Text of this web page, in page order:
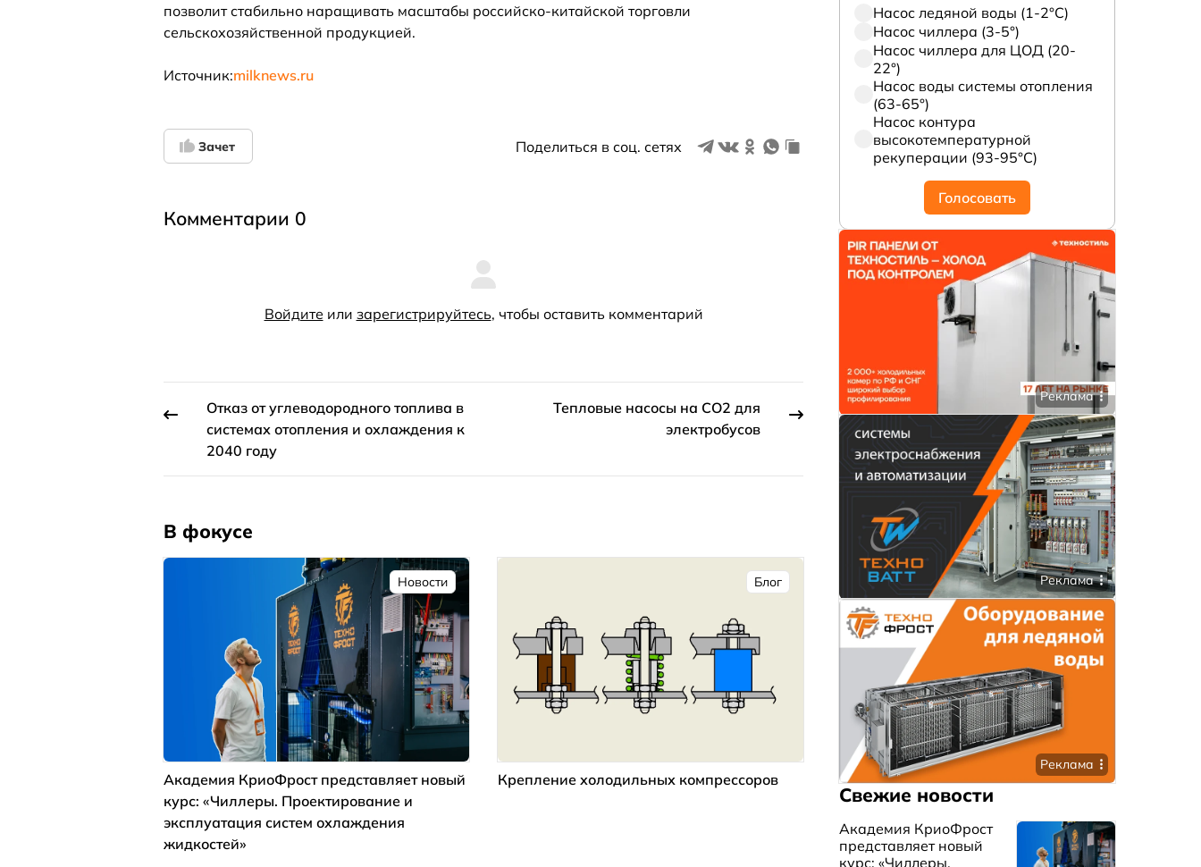
позволит стабильно наращивать масштабы российско-китайской торговли
сельскохозяйственной продукцией.
Источник:milknews.ru
Зачет Поделиться в соц. сетях
Комментарии 0
Войдите или зарегистрируйтесь, чтобы оставить комментарий
Отказ от углеводородного топлива в
системах отопления и охлаждения к
2040 году
Тепловые насосы на CO2 для
электробусов
В фокусе
Новости
Академия КриоФрост представляет новый
курс: «Чиллеры. Проектирование и
эксплуатация систем охлаждения
жидкостей»
Блог
Крепление холодильных компрессоров
Насос ледяной воды (1-2°С)
Насос чиллера (3-5°)
Насос чиллера для ЦОД (20-
22°)
Насос воды системы отопления
(63-65°)
Насос контура
высокотемпературной
рекуперации (93-95°С)
Голосовать
Реклама
Реклама
Реклама
Свежие новости
Академия КриоФрост
представляет новый
курс: «Чиллеры.